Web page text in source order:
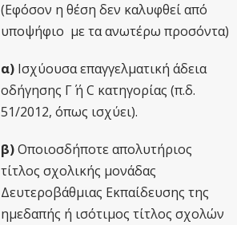
(Εφόσον η θέση δεν καλυφθεί από
υποψήφιο με τα ανωτέρω προσόντα)
α) Ισχύουσα επαγγελματική άδεια
οδήγησης Γ΄ ή C κατηγορίας (π.δ.
51/2012, όπως ισχύει).
β)Οποιοσδήποτε απολυτήριος
τίτλος σχολικής μονάδας
Δευτεροβάθμιας Εκπαίδευσης της
ημεδαπής ή ισότιμος τίτλος σχολών